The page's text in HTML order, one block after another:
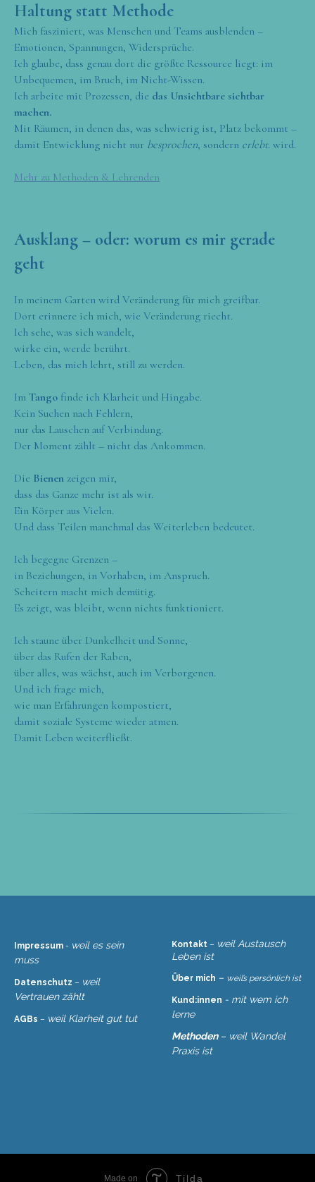
Haltung statt Methode
Mich fasziniert, was Menschen und Teams ausblenden –
Emotionen, Spannungen, Widersprüche.
Ich glaube, dass genau dort die größte Ressource liegt: im
Unbequemen, im Bruch, im Nicht-Wissen.
Ich arbeite mit Prozessen, die das Unsichtbare sichtbar
machen.
Mit Räumen, in denen das, was schwierig ist, Platz bekommt –
damit Entwicklung nicht nur besprochen, sondern erlebt. wird.
Mehr zu Methoden & Lehrenden
Ausklang – oder: worum es mir gerade
geht
In meinem Garten wird Veränderung für mich greifbar.
Dort erinnere ich mich, wie Veränderung riecht.
Ich sehe, was sich wandelt,
wirke ein, werde berührt.
Leben, das mich lehrt, still zu werden.
Im Tango finde ich Klarheit und Hingabe.
Kein Suchen nach Fehlern,
nur das Lauschen auf Verbindung.
Der Moment zählt – nicht das Ankommen.
Die Bienen zeigen mir,
dass das Ganze mehr ist als wir.
Ein Körper aus Vielen.
Und dass Teilen manchmal das Weiterleben bedeutet.
Ich begegne Grenzen –
in Beziehungen, in Vorhaben, im Anspruch.
Scheitern macht mich demütig.
Es zeigt, was bleibt, wenn nichts funktioniert.
Ich staune über Dunkelheit und Sonne,
über das Rufen der Raben,
über alles, was wächst, auch im Verborgenen.
Und ich frage mich,
wie man Erfahrungen kompostiert,
damit soziale Systeme wieder atmen.
Damit Leben weiterfließt.
Impressum - weil es sein
muss
Datenschutz – weil
Vertrauen zählt
AGBs – weil Klarheit gut tut
Kontakt – weil Austausch
Leben ist
Über mich – weil’s persönlich ist
Kund:innen - mit wem ich
lerne
Methoden – weil Wandel
Praxis ist
Made on Tilda